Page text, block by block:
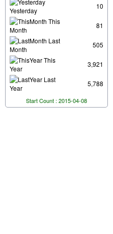
Yesterday
10
This
Month
81
Last
Month
505
This
Year
3,921
Last
Year
5,788
Start Count : 2015-04-08